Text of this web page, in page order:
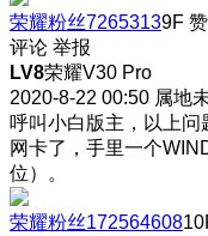
荣耀粉丝72653139F 赞
评论 举报
LV8荣耀V30 Pro
2020-8-22 00:50 属地
呼叫小白版主，以上
网卡了，手里一个
位）。
荣耀粉丝172564608